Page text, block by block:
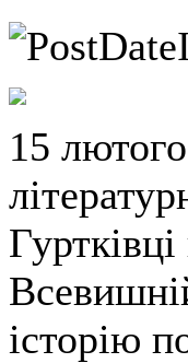
15
історію